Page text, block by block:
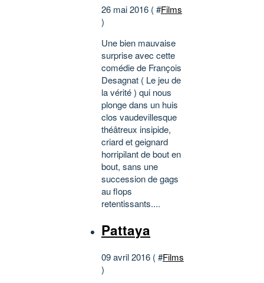
26 mai 2016 ( #Films
)
Une bien mauvaise
surprise avec cette
comédie de François
Desagnat ( Le jeu de
la vérité ) qui nous
plonge dans un huis
clos vaudevillesque
théâtreux insipide,
criard et geignard
horripilant de bout en
bout, sans une
succession de gags
au flops
retentissants....
Pattaya
09 avril 2016 ( #Films
)